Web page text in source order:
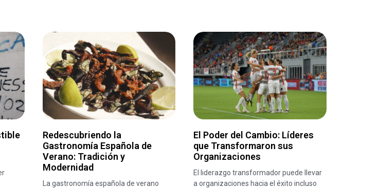
Redescubriendo la
Gastronomía Española de
Verano: Tradición y
Modernidad
La gastronomía española de verano
El Poder del Cambio: Líderes
que Transformaron sus
Organizaciones
El liderazgo transformador puede llevar
a organizaciones hacia el éxito incluso